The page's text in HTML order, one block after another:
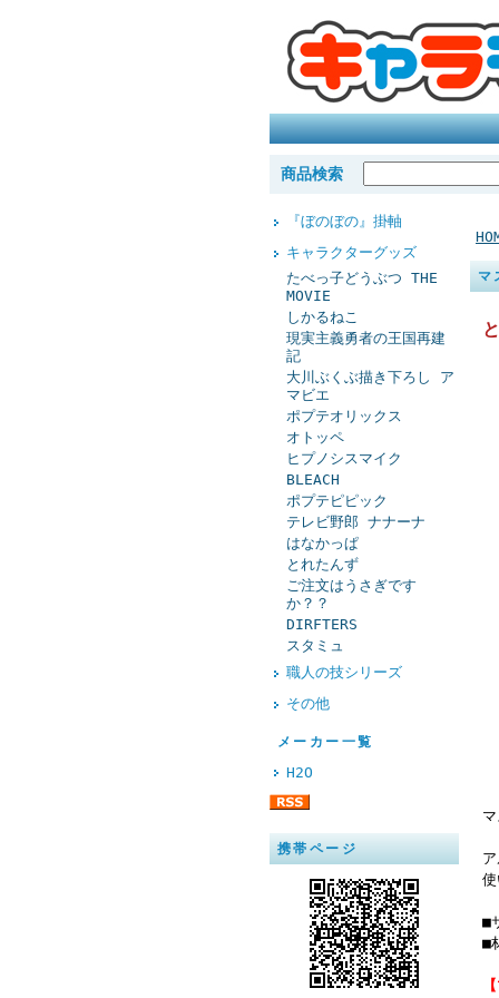
商品検索
『ぼのぼの』掛軸
キャラクターグッズ
たべっ子どうぶつ THE
MOVIE
しかるねこ
現実主義勇者の王国再建
記
大川ぶくぶ描き下ろし ア
マビエ
ポプテオリックス
オトッペ
ヒプノシスマイク
BLEACH
ポプテピピック
テレビ野郎 ナナーナ
はなかっぱ
とれたんず
ご注文はうさぎです
か？？
DIRFTERS
スタミュ
職人の技シリーズ
その他
メーカー一覧
H2O
携帯ページ
マ
使
■
■